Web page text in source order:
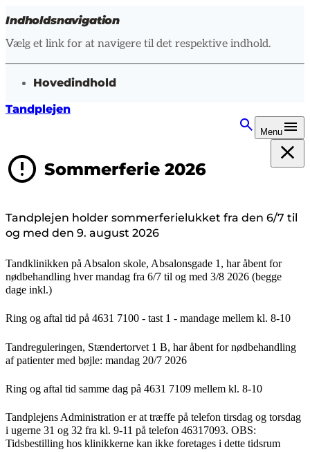
Indholdsnavigation
Vælg et link for at navigere til det respektive indhold.
gå til
Hovedindhold
Tandplejen
Menu
Sommerferie 2026
Tandplejen holder sommerferielukket fra den 6/7 til
og med den 9. august 2026
Tandklinikken på Absalon skole, Absalonsgade 1, har åbent for
nødbehandling hver mandag fra 6/7 til og med 3/8 2026 (begge
dage inkl.)
Ring og aftal tid på 4631 7100 - tast 1 - mandage mellem kl. 8-10
Tandreguleringen, Stændertorvet 1 B, har åbent for nødbehandling
af patienter med bøjle: mandag 20/7 2026
Ring og aftal tid samme dag på 4631 7109 mellem kl. 8-10
Tandplejens Administration er at træffe på telefon tirsdag og torsdag
i ugerne 31 og 32 fra kl. 9-11 på telefon 46317093. OBS:
Tidsbestilling hos klinikkerne kan ikke foretages i dette tidsrum